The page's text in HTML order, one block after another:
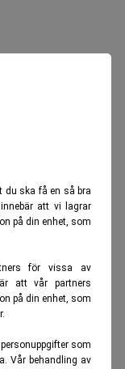
du ska få en så bra
att vi lagrar
på din enhet, som
för vissa av
att vår partners
på din enhet, som
som
Vår behandling av